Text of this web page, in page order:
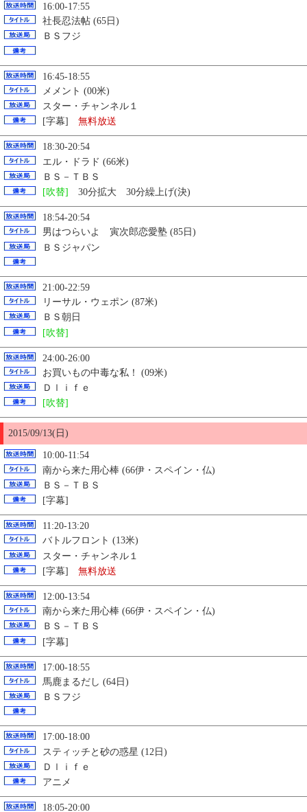
16:00-17:55
社長忍法帖 (65日)
ＢＳフジ
16:45-18:55
メメント (00米)
スター・チャンネル１
[字幕] 無料放送
18:30-20:54
エル・ドラド (66米)
ＢＳ－ＴＢＳ
[吹替]
30分拡大 30分繰上げ(決)
18:54-20:54
男はつらいよ 寅次郎恋愛塾 (85日)
ＢＳジャパン
21:00-22:59
リーサル・ウェポン (87米)
ＢＳ朝日
[吹替]
24:00-26:00
お買いもの中毒な私！ (09米)
Ｄｌｉｆｅ
[吹替]
2015/09/13(日)
10:00-11:54
南から来た用心棒 (66伊・スペイン・仏)
ＢＳ－ＴＢＳ
[字幕]
11:20-13:20
バトルフロント (13米)
スター・チャンネル１
[字幕] 無料放送
12:00-13:54
南から来た用心棒 (66伊・スペイン・仏)
ＢＳ－ＴＢＳ
[字幕]
17:00-18:55
馬鹿まるだし (64日)
ＢＳフジ
17:00-18:00
スティッチと砂の惑星 (12日)
Ｄｌｉｆｅ
アニメ
18:05-20:00